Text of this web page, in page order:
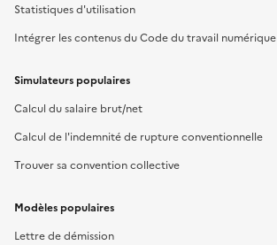
Statistiques d'utilisation
Intégrer les contenus du Code du travail numérique
Simulateurs populaires
Calcul du salaire brut/net
Calcul de l'indemnité de rupture conventionnelle
Trouver sa convention collective
Modèles populaires
Lettre de démission